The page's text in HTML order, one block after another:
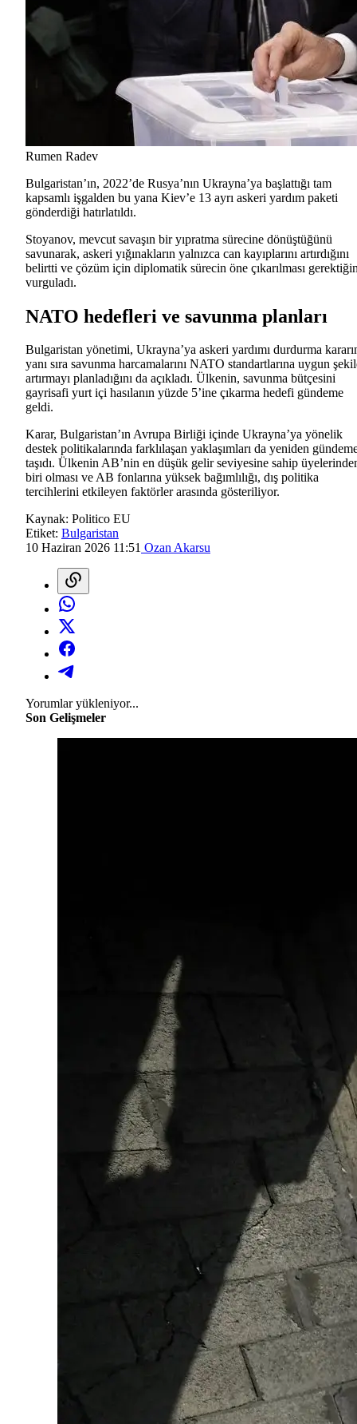
Rumen Radev
Bulgaristan’ın, 2022’de Rusya’nın Ukrayna’ya başlattığı tam
kapsamlı işgalden bu yana Kiev’e 13 ayrı askeri yardım paketi
gönderdiği hatırlatıldı.
Stoyanov, mevcut savaşın bir yıpratma sürecine dönüştüğünü
savunarak, askeri yığınakların yalnızca can kayıplarını artırdığını
belirtti ve çözüm için diplomatik sürecin öne çıkarılması
vurguladı.
NATO hedefleri ve savunma planları
Bulgaristan yönetimi, Ukrayna’ya askeri yardımı durdurma
yanı sıra savunma harcamalarını NATO standartlarına uygun
artırmayı planladığını da açıkladı. Ülkenin, savunma bütçesini
gayrisafi yurt içi hasılanın yüzde 5’ine çıkarma hedefi gündeme
geldi.
Karar, Bulgaristan’ın Avrupa Birliği içinde Ukrayna’ya yönelik
destek politikalarında farklılaşan yaklaşımları da yeniden
taşıdı. Ülkenin AB’nin en düşük gelir seviyesine sahip
biri olması ve AB fonlarına yüksek bağımlılığı, dış politika
tercihlerini etkileyen faktörler arasında gösteriliyor.
Kaynak: Politico EU
Etiket: Bulgaristan
10 Haziran 2026 11:51 Ozan Akarsu
Yorumlar yükleniyor...
Son Gelişmeler